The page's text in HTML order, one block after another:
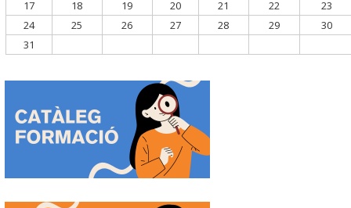
17
18 19 20 21 22
23
24
25 26 27 28 29
30
31